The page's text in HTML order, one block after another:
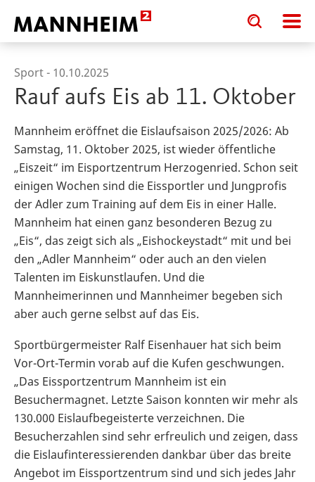
Toggle
search
input
Toggle
search
input
Sport - 10.10.2025
Rauf aufs Eis ab 11. Oktober
Mannheim eröffnet die Eislaufsaison 2025/2026: Ab
Samstag, 11. Oktober 2025, ist wieder öffentliche
„Eiszeit“ im Eisportzentrum Herzogenried. Schon seit
einigen Wochen sind die Eissportler und Jungprofis
der Adler zum Training auf dem Eis in einer Halle.
Mannheim hat einen ganz besonderen Bezug zu
„Eis“, das zeigt sich als „Eishockeystadt“ mit und bei
den „Adler Mannheim“ oder auch an den vielen
Talenten im Eiskunstlaufen. Und die
Mannheimerinnen und Mannheimer begeben sich
aber auch gerne selbst auf das Eis.
Sportbürgermeister Ralf Eisenhauer hat sich beim
Vor-Ort-Termin vorab auf die Kufen geschwungen.
„Das Eissportzentrum Mannheim ist ein
Besuchermagnet. Letzte Saison konnten wir mehr als
130.000 Eislaufbegeisterte verzeichnen. Die
Besucherzahlen sind sehr erfreulich und zeigen, dass
die Eislaufinteressierenden dankbar über das breite
Angebot im Eissportzentrum sind und sich jedes Jahr